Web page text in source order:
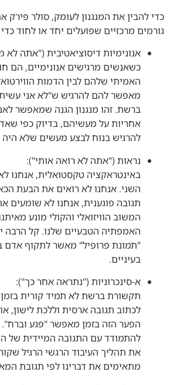
כדי להבין את המנגנון לעומק, סולר
גורמים מרכזיים שפועלים יחד או לחוד
אנונימיות דיסוציאטיבית ("אתה לא
כשאנשים מרגישים אנונימיים, הם
האמיתי שלהם לבין הדמות
מאפשר להם להרגיש ש"לא אני
ברשת. זהו מנגנון הגנה שמאפשר
אחריות על מעשיהם, בדיוק כפי
להרגיש בנוח לבצע מעשים שלא היה
נראות ("אתה לא רואה אותי"):
באינטראקציה טקסטואלית, אנחנו
השני. אנחנו לא רואים את הבעת
תגובה פוגענית, אנחנו לא שומעים
המשוב הוויזואלי והקולי מונע
האמפתיה הטבעיים שלנו. קל הרבה
"תמונת פרופיל" מאשר לתקוף אדם
בעיניים.
א-סינכרוניות ("נתראה אחר כך"):
תקשורת ברשת לא תמיד קורית
לכתוב תגובה ארסית וללכת לישון,
הפער הזה בזמן מאפשר "פגע
להתמודד עם התגובה המיידית של
את תהליך העיבוד הרגשי הרגיל
מתאימים את דברינו לפי תגובת